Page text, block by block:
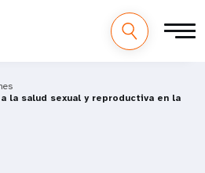
la salud sexual y reproductiva en la